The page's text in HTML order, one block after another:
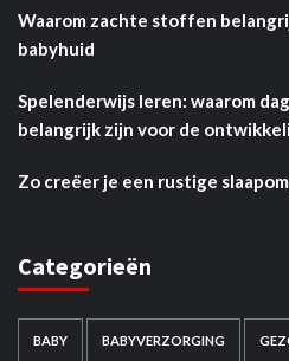
Waarom zachte stoffen
babyhuid
Spelenderwijs leren: waarom
belangrijk zijn voor de
Zo creëer je een rustige
Categorieën
BABY BABYVERZORGING